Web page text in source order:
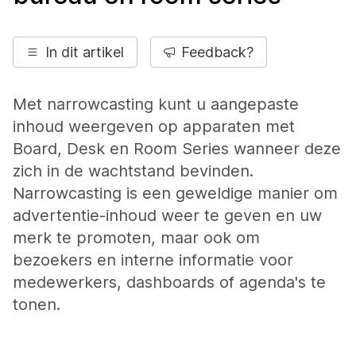
In dit artikel Feedback?
Met narrowcasting kunt u aangepaste
inhoud weergeven op apparaten met
Board, Desk en Room Series wanneer deze
zich in de wachtstand bevinden.
Narrowcasting is een geweldige manier om
advertentie-inhoud weer te geven en uw
merk te promoten, maar ook om
bezoekers en interne informatie voor
medewerkers, dashboards of agenda's te
tonen.